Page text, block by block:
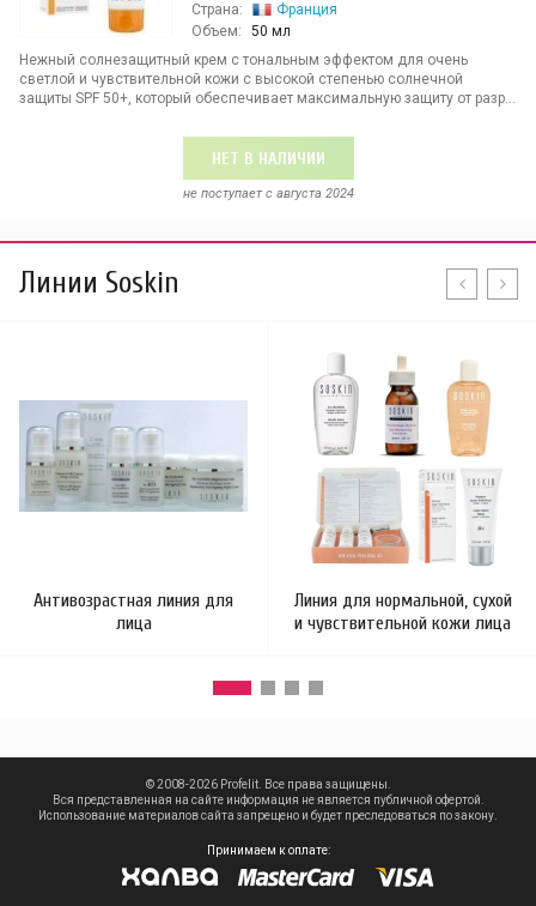
Страна:
Франция
Объем:
50 мл
Нежный солнезащитный крем с тональным эффектом для очень
светлой и чувствительной кожи с высокой степенью солнечной
защиты SPF 50+, который обеспечивает максимальную защиту от разр...
НЕТ В НАЛИЧИИ
не поступает c августа 2024
Линии Soskin
Антивозрастная линия для
лица
Линия для нормальной, сухой
и чувствительной кожи лица
© 2008-2026 Profelit. Все права защищены.
Вся представленная на сайте информация не является публичной офертой.
Использование материалов сайта запрещено и будет преследоваться по закону.
Принимаем к оплате: